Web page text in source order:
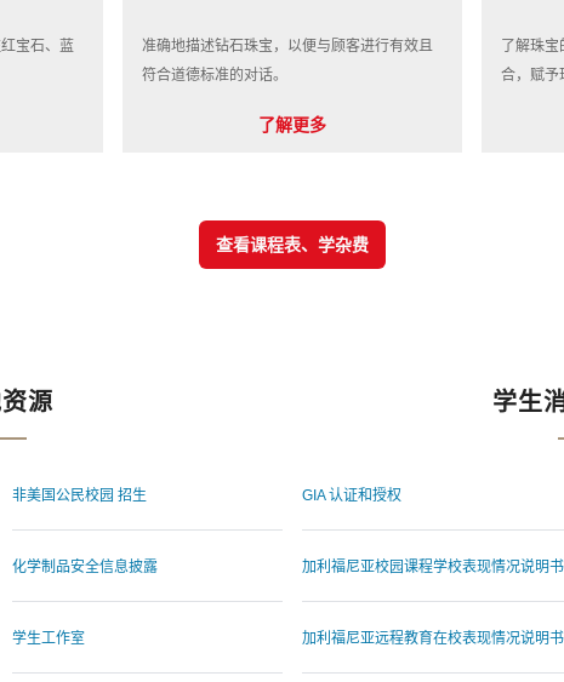
宝石、蓝
准确地描述钻石珠宝，以便与顾客进行有效且
符合道德标准的对话。
了解更多
了解珠
合，赋予
查看课程表、学杂费
源 学生
非美国公民校园 招生
化学制品安全信息披露
学生工作室
GIA 认证和授权
加利福尼亚校园课程学校表现情况说明书
加利福尼亚远程教育在校表现情况说明书